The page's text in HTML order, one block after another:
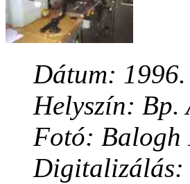
Dátum:
Helyszín: Bp.
Fotó: Balogh
Digitalizálás: